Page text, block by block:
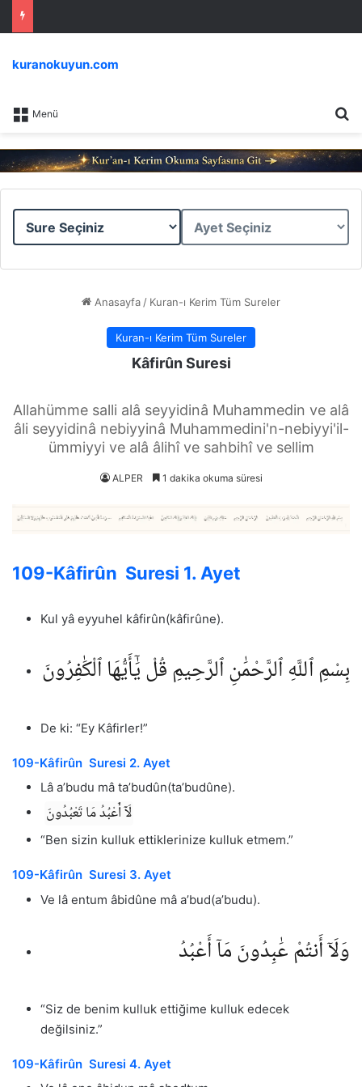
Menü
kuranokuyun.com
Sure
Ayet
Anasayfa / Kuran-ı Kerim Tüm Sureler
Kuran-ı Kerim Tüm Sureler
Kâfirûn Suresi
Allahümme salli alâ seyyidinâ Muhammedin ve alâ
âli seyyidinâ nebiyyinâ Muhammedini'n-nebiyyi'il-
ümmiyyi ve alâ âlihî ve sahbihî ve sellim
ALPER 1 dakika okuma süresi
109-Kâfirûn Suresi 1. Ayet
Kul yâ eyyuhel kâfirûn(kâfirûne).
بِسْمِ ٱللَّهِ ٱلرَّحْمَٰنِ ٱلرَّحِيمِ قُلْ يَٰٓأَيُّهَا ٱلْكَٰفِرُونَ
De ki: “Ey Kâfirler!”
109-Kâfirûn Suresi 2. Ayet
Lâ a’budu mâ ta’budûn(ta’budûne).
لَآ أَعْبُدُ مَا تَعْبُدُونَ
“Ben sizin kulluk ettiklerinize kulluk etmem.”
109-Kâfirûn Suresi 3. Ayet
Ve lâ entum âbidûne mâ a’bud(a’budu).
وَلَآ أَنتُمْ عَٰبِدُونَ مَآ أَعْبُدُ
“Siz de benim kulluk ettiğime kulluk edecek
değilsiniz.”
109-Kâfirûn Suresi 4. Ayet